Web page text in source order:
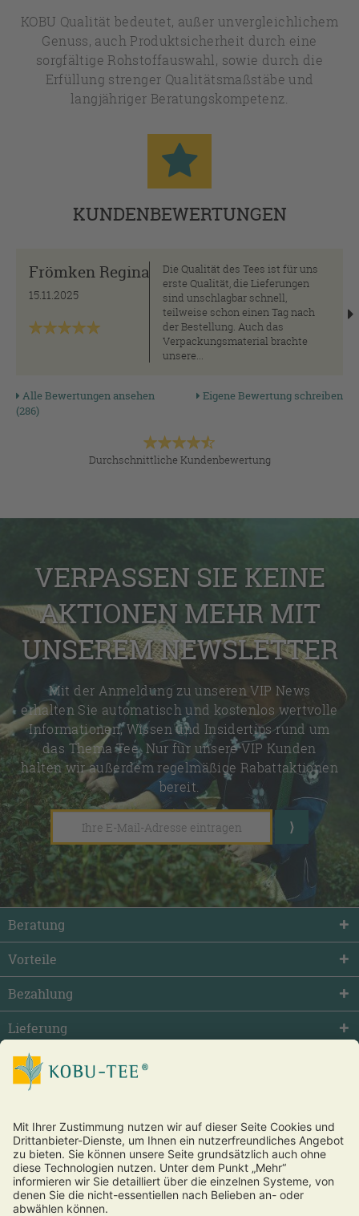
KOBU Qualität bedeutet, außer unvergleichlichem
Genuss, auch Produktsicherheit durch eine
sorgfältige Rohstoffauswahl, sowie durch die
Erfüllung strenger Qualitätsmaßstäbe und
langjähriger Beratungskompetenz.
KUNDENBEWERTUNGEN
Frömken Regina
15.11.2025
Die Qualität des Tees ist für uns
erste Qualität, die Lieferungen
sind unschlagbar schnell,
teilweise schon einen Tag nach
der Bestellung. Auch das
Verpackungsmaterial brachte
unsere...
Alle Bewertungen ansehen
(286)
Eigene Bewertung schreiben
Durchschnittliche Kundenbewertung
VERPASSEN SIE KEINE
AKTIONEN MEHR MIT
UNSEREM NEWSLETTER
Mit der Anmeldung zu unseren VIP News
erhalten Sie automatisch und kostenlos wertvolle
Informationen, Wissen und Insidertips rund um
das Thema Tee. Nur für unsere VIP Kunden
halten wir außerdem regelmäßige Rabattaktionen
bereit.
Beratung
Vorteile
Bezahlung
Lieferung
facebook twitter youtube
Vertrag widerrufen